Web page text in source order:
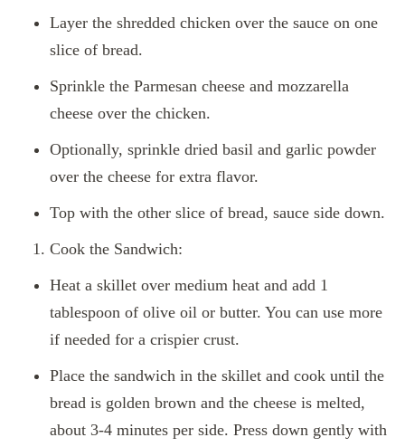
Layer the shredded chicken over the sauce on one
slice of bread.
Sprinkle the Parmesan cheese and mozzarella
cheese over the chicken.
Optionally, sprinkle dried basil and garlic powder
over the cheese for extra flavor.
Top with the other slice of bread, sauce side down.
Cook the Sandwich:
Heat a skillet over medium heat and add 1
tablespoon of olive oil or butter. You can use more
if needed for a crispier crust.
Place the sandwich in the skillet and cook until the
bread is golden brown and the cheese is melted,
about 3-4 minutes per side. Press down gently with